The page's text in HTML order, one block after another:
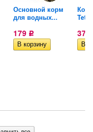
Основной корм
для водных...
179 Р 373